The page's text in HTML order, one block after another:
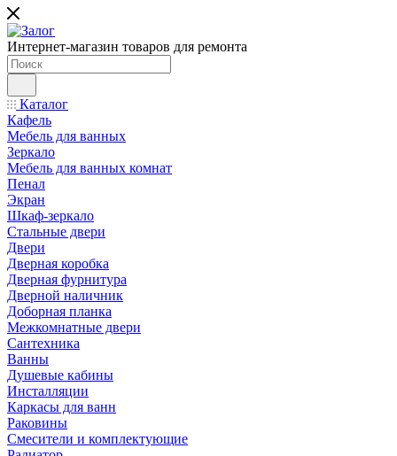
Интернет-магазин товаров для ремонта
Каталог
Кафель
Мебель для ванных
Зеркало
Мебель для ванных комнат
Пенал
Экран
Шкаф-зеркало
Стальные двери
Двери
Дверная коробка
Дверная фурнитура
Дверной наличник
Доборная планка
Межкомнатные двери
Сантехника
Ванны
Душевые кабины
Инсталляции
Каркасы для ванн
Раковины
Смесители и комплектующие